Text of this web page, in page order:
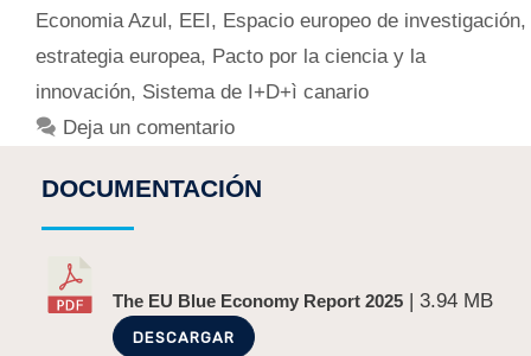
Economia Azul, EEI, Espacio europeo de investigación,
estrategia europea, Pacto por la ciencia y la
innovación, Sistema de I+D+ì canario
Deja un comentario
DOCUMENTACIÓN
The EU Blue Economy Report 2025 | 3.94 MB
DESCARGAR